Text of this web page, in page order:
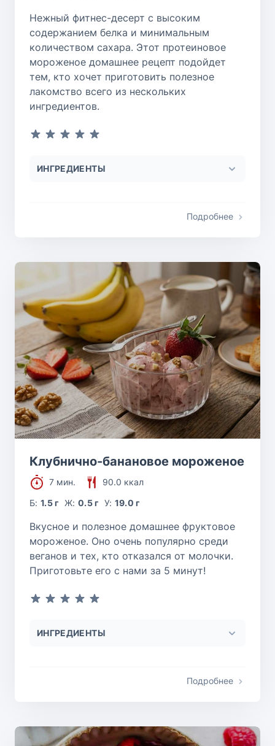
Нежный фитнес-десерт с высоким
содержанием белка и минимальным
количеством сахара. Этот протеиновое
мороженое домашнее рецепт подойдет
тем, кто хочет приготовить полезное
лакомство всего из нескольких
ингредиентов.
ИНГРЕДИЕНТЫ
Подробнее
Клубнично-банановое мороженое
7 мин.
90.0 ккал
Б:1.5 г Ж: 0.5 г У: 19.0 г
Вкусное и полезное домашнее фруктовое
мороженое. Оно очень популярно среди
веганов и тех, кто отказался от молочки.
Приготовьте его с нами за 5 минут!
ИНГРЕДИЕНТЫ
Подробнее